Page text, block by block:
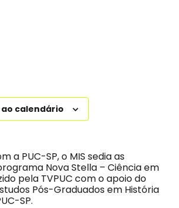
calendário
a PUC-SP, o MIS sedia as
Nova Stella – Ciência em
pela TVPUC com o apoio do
Pós-Graduados em História
SP.